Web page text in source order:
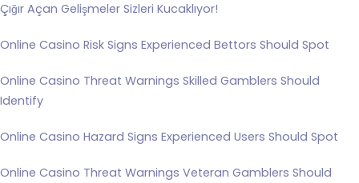
Çığır Açan Gelişmeler Sizleri Kucaklıyor!
Online Casino Risk Signs Experienced Bettors Should Spot
Online Casino Threat Warnings Skilled Gamblers Should
Identify
Online Casino Hazard Signs Experienced Users Should Spot
Online Casino Threat Warnings Veteran Gamblers Should